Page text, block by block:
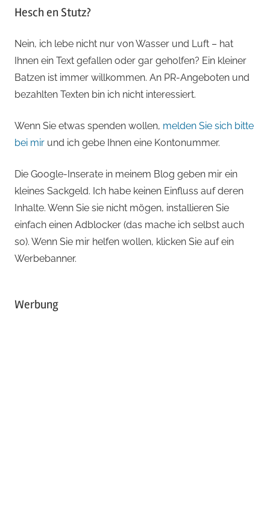
Hesch en Stutz?
Nein, ich lebe nicht nur von Wasser und Luft – hat
Ihnen ein Text gefallen oder gar geholfen? Ein kleiner
Batzen ist immer willkommen. An PR-Angeboten und
bezahlten Texten bin ich nicht interessiert.
Wenn Sie etwas spenden wollen, melden Sie sich bitte
bei mir und ich gebe Ihnen eine Kontonummer.
Die Google-Inserate in meinem Blog geben mir ein
kleines Sackgeld. Ich habe keinen Einfluss auf deren
Inhalte. Wenn Sie sie nicht mögen, installieren Sie
einfach einen Adblocker (das mache ich selbst auch
so). Wenn Sie mir helfen wollen, klicken Sie auf ein
Werbebanner.
Werbung